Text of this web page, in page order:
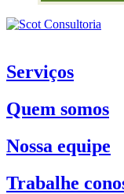
Serviços
Quem somos
Nossa equipe
Trabalhe